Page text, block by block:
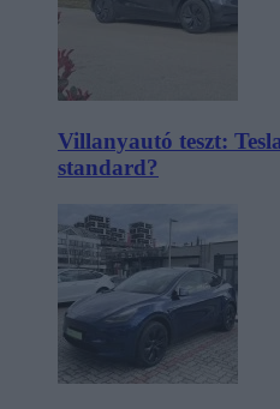
Villanyautó teszt:
standard?